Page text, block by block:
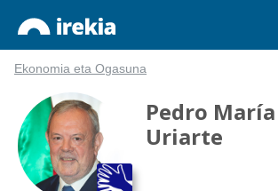
Ekonomia eta Ogasuna
Pedro
Uriarte